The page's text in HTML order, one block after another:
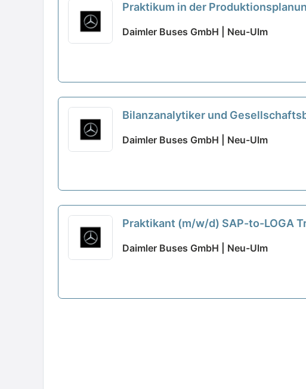
Praktikum in der
Daimler Buses GmbH | Neu-Ulm
Bilanzanalytiker und
Daimler Buses GmbH | Neu-Ulm
Praktikant (m/w/d) SAP-to-LOGA
Daimler Buses GmbH | Neu-Ulm